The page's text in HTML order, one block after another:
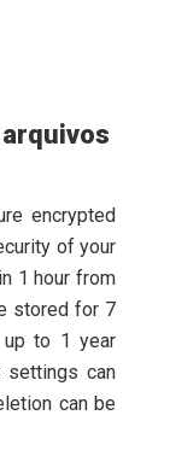
encrypted
of your
1 hour from
stored for 7
to 1 year
settings can
can be